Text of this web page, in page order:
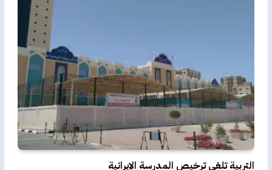
التربية تلغي ترخيص المدرسة الإيرانية